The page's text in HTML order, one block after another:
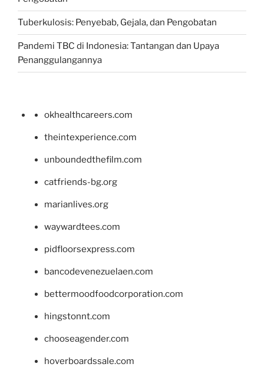
Tuberkulosis: Penyebab, Gejala, dan Pengobatan
Pandemi TBC di Indonesia: Tantangan dan Upaya
Penanggulangannya
okhealthcareers.com
theintexperience.com
unboundedthefilm.com
catfriends-bg.org
marianlives.org
waywardtees.com
pidfloorsexpress.com
bancodevenezuelaen.com
bettermoodfoodcorporation.com
hingstonnt.com
chooseagender.com
hoverboardssale.com